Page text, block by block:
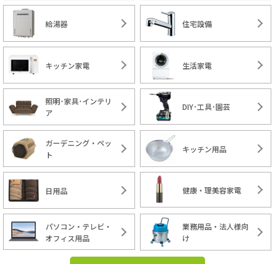
給湯器 住宅設備
キッチン家電 生活家電
照明･家具･インテリ
ア
DIY･工具･園芸
ガーデニング・ペッ
ト
キッチン用品
日用品 健康・理美容家電
パソコン・テレビ・
オフィス用品
業務用品・法人様向
け